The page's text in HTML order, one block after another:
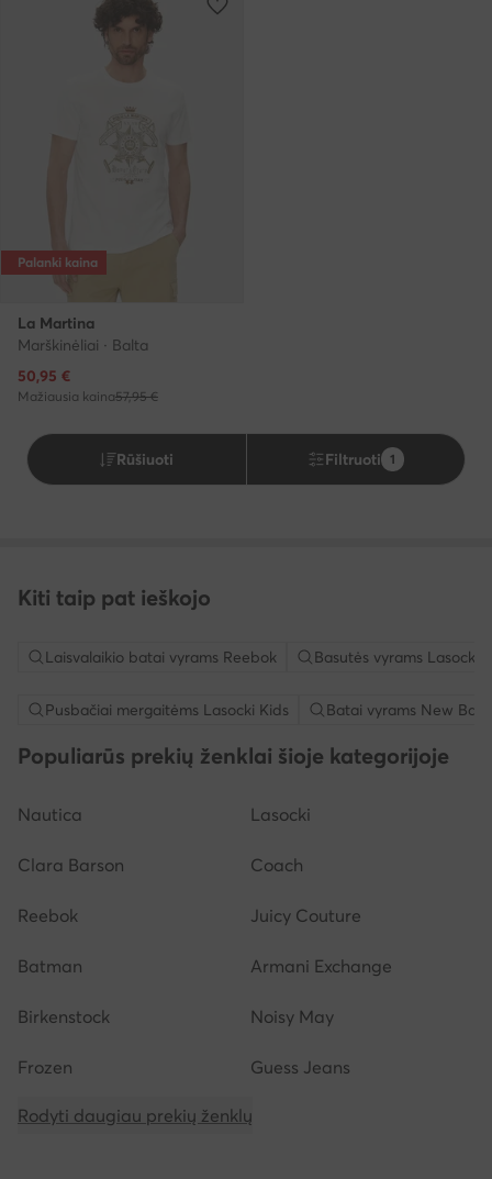
Palanki kaina
La Martina
Marškinėliai · Balta
Dabartinė kaina
50,95 €
Mažiausia kaina57,95 €
Rūšiuoti Filtruoti 1
Kiti taip pat ieškojo
Laisvalaikio batai vyrams Reebok Basutės vyrams Lasocki
Pusbačiai mergaitėms Lasocki Kids Batai vyrams New
Populiarūs prekių ženklai šioje kategorijoje
Nautica Lasocki
Clara Barson Coach
Reebok Juicy Couture
Batman Armani Exchange
Birkenstock Noisy May
Frozen Guess Jeans
Rodyti daugiau prekių ženklų